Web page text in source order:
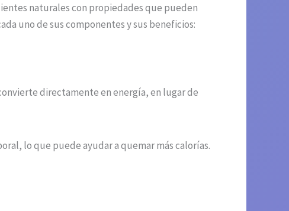
naturales con propiedades que pueden
uno de sus componentes y sus beneficios:
directamente en energía, en lugar de
lo que puede ayudar a quemar más calorías.